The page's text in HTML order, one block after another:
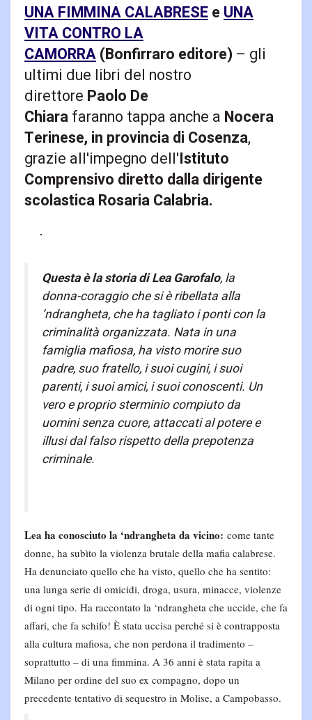
UNA FIMMINA CALABRESEe UNA
VITA CONTRO LA
CAMORRA(Bonfirraro editore) – gli
ultimi due libri del nostro
direttore Paolo De
Chiarafaranno tappa anche a Nocera
Terinese, in provincia di Cosenza,
grazie all'impegno dell'Istituto
Comprensivo diretto dalla dirigente
scolastica Rosaria Calabria.
Questa è la storia di Lea Garofalo, la
donna-coraggio che si è ribellata alla
‘ndrangheta, che ha tagliato i ponti con la
criminalità organizzata. Nata in una
famiglia mafiosa, ha visto morire suo
padre, suo fratello, i suoi cugini, i suoi
parenti, i suoi amici, i suoi conoscenti. Un
vero e proprio sterminio compiuto da
uomini senza cuore, attaccati al potere e
illusi dal falso rispetto della prepotenza
criminale.
Lea ha conosciuto la ‘ndrangheta da vicino: come tante
donne, ha subìto la violenza brutale della mafia calabrese.
Ha denunciato quello che ha visto, quello che ha sentito:
una lunga serie di omicidi, droga, usura, minacce, violenze
di ogni tipo. Ha raccontato la ‘ndrangheta che uccide, che fa
affari, che fa schifo! È stata uccisa perché si è contrapposta
alla cultura mafiosa, che non perdona il tradimento –
soprattutto – di una fimmina. A 36 anni è stata rapita a
Milano per ordine del suo ex compagno, dopo un
precedente tentativo di sequestro in Molise, a Campobasso.